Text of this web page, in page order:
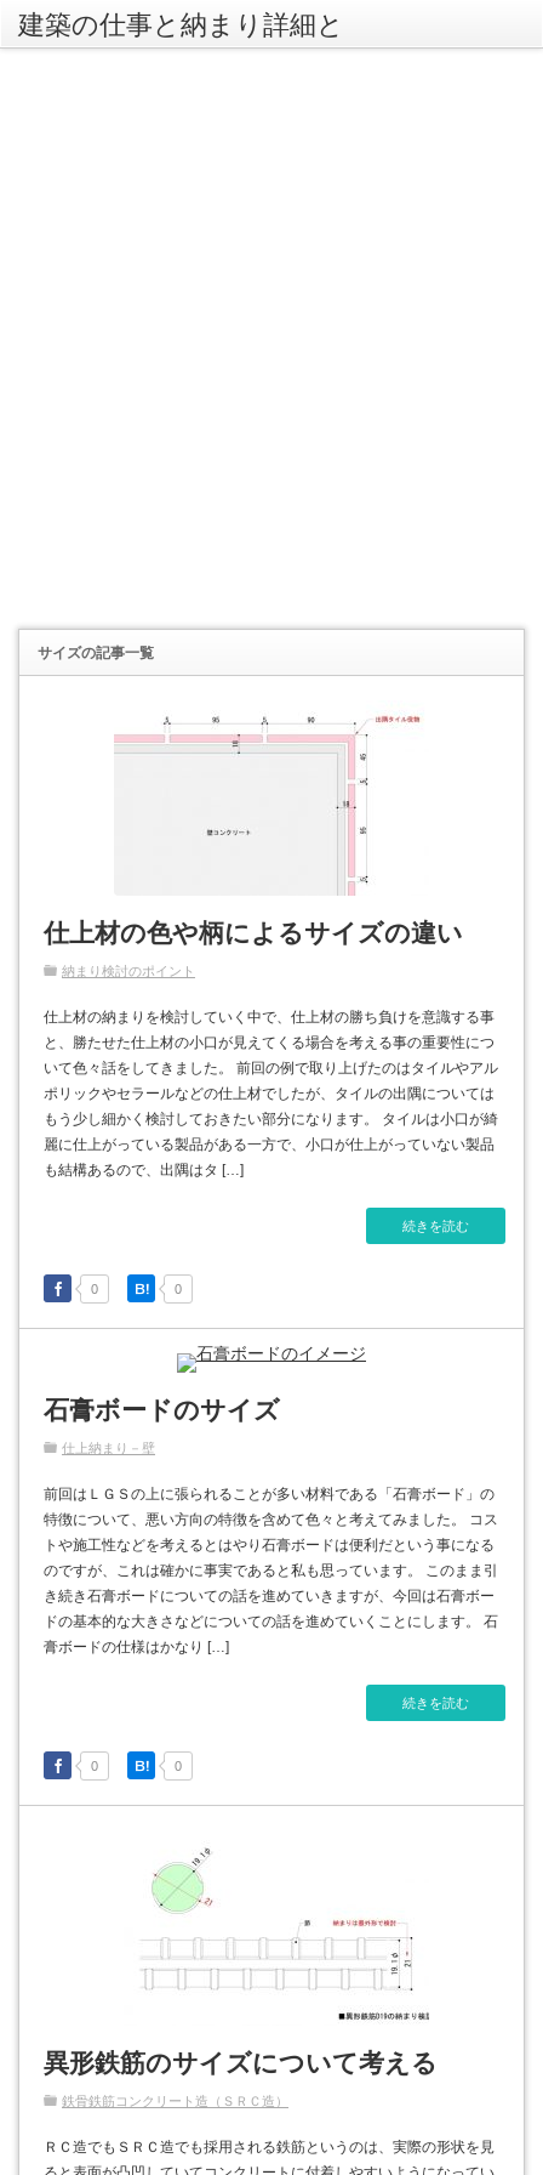
建築の仕事と納まり詳細と
サイズの記事一覧
仕上材の色や柄によるサイズの違い
納まり検討のポイント
仕上材の納まりを検討していく中で、仕上材の勝ち負けを意識する事
と、勝たせた仕上材の小口が見えてくる場合を考える事の重要性につ
いて色々話をしてきました。 前回の例で取り上げたのはタイルやアル
ポリックやセラールなどの仕上材でしたが、タイルの出隅については
もう少し細かく検討しておきたい部分になります。 タイルは小口が綺
麗に仕上がっている製品がある一方で、小口が仕上がっていない製品
も結構あるので、出隅はタ […]
続きを読む
0 0
石膏ボードのサイズ
仕上納まり－壁
前回はＬＧＳの上に張られることが多い材料である「石膏ボード」の
特徴について、悪い方向の特徴を含めて色々と考えてみました。 コス
トや施工性などを考えるとはやり石膏ボードは便利だという事になる
のですが、これは確かに事実であると私も思っています。 このまま引
き続き石膏ボードについての話を進めていきますが、今回は石膏ボー
ドの基本的な大きさなどについての話を進めていくことにします。 石
膏ボードの仕様はかなり […]
続きを読む
0 0
異形鉄筋のサイズについて考える
鉄骨鉄筋コンクリート造（ＳＲＣ造）
ＲＣ造でもＳＲＣ造でも採用される鉄筋というのは、実際の形状を見